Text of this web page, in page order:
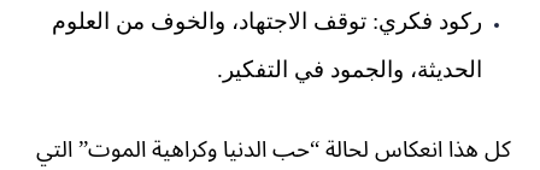
ركود فكري: توقف الاجتهاد، والخوف من العلوم
الحديثة، والجمود في التفكير.
كل هذا انعكاس لحالة “حب الدنيا وكراهية الموت” التي